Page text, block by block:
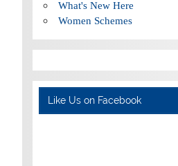
What's New Here
Women Schemes
Like Us on Facebook